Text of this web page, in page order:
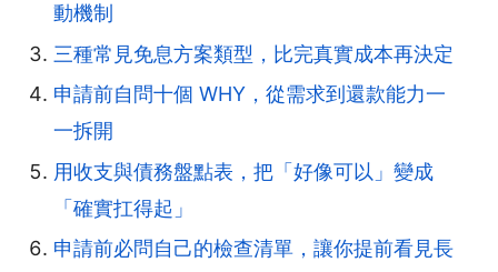
動機制
三種常見免息方案類型，比完真實成本再決定
申請前自問十個 WHY，從需求到還款能力一
一拆開
用收支與債務盤點表，把「好像可以」變成
「確實扛得起」
申請前必問自己的檢查清單，讓你提前看見長